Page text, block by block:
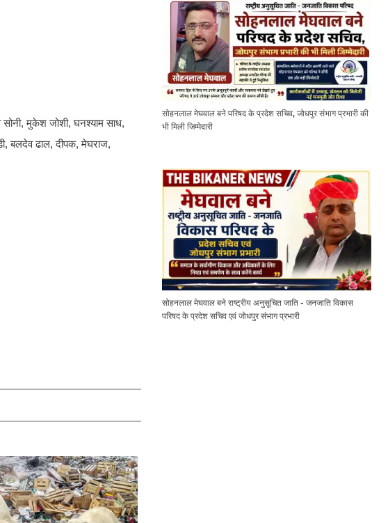
सोनी, मुकेश जोशी, घनश्याम साध,
बलदेव ढाल, दीपक, मेघराज,
सोहनलाल मेघवाल बने परिषद के प्रदेश सचिव, जोधपुर संभाग प्रभारी की
भी मिली जिम्मेदारी
सोहनलाल मेघवाल बने राष्ट्रीय अनुसूचित जाति - जनजाति विकास
परिषद के प्रदेश सचिव एवं जोधपुर संभाग प्रभारी